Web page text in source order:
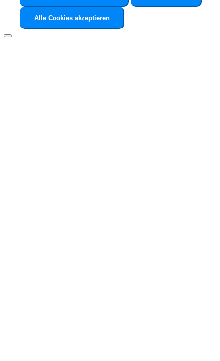
Alle Cookies akzeptieren